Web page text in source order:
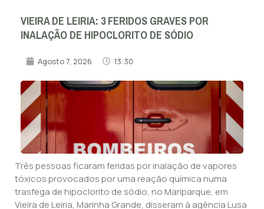
VIEIRA DE LEIRIA: 3 FERIDOS GRAVES POR
INALAÇÃO DE HIPOCLORITO DE SÓDIO
Agosto 7, 2026 13:30
Três pessoas ficaram feridas por inalação de vapores
tóxicos provocados por uma reação química numa
trasfega de hipoclorito de sódio, no Mariparque, em
Vieira de Leiria, Marinha Grande, disseram à agência Lusa